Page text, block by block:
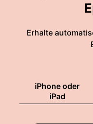
Erhalte
iPhone oder
iPad